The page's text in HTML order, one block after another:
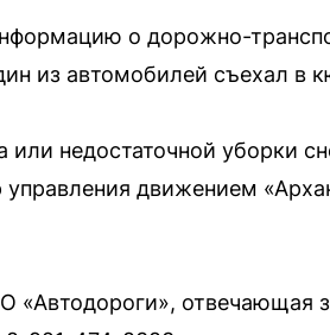
о дорожно-
из автомобилей съехал в
недостаточной уборки
движением
«Автодороги», отвечающая